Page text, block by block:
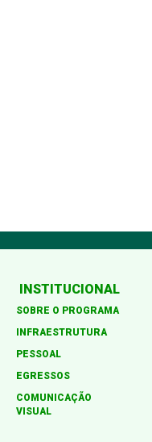
INSTITUCIONAL
SOBRE O PROGRAMA
INFRAESTRUTURA
PESSOAL
EGRESSOS
COMUNICAÇÃO
VISUAL